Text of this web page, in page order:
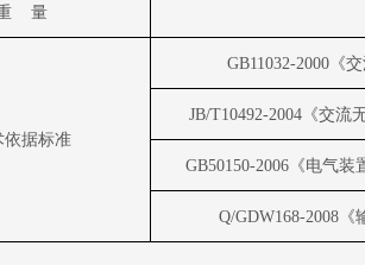
量
依据标准
GB11032-2000 《
JB/T10492-2004《交流
GB50150-2006《电气装
Q/GDW168-2008《